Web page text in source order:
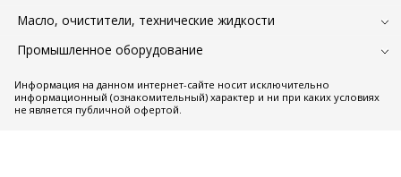
Масло, очистители, технические жидкости
Промышленное оборудование
Информация на данном интернет-сайте носит исключительно
информационный (ознакомительный) характер и ни при каких условиях
не является публичной офертой.